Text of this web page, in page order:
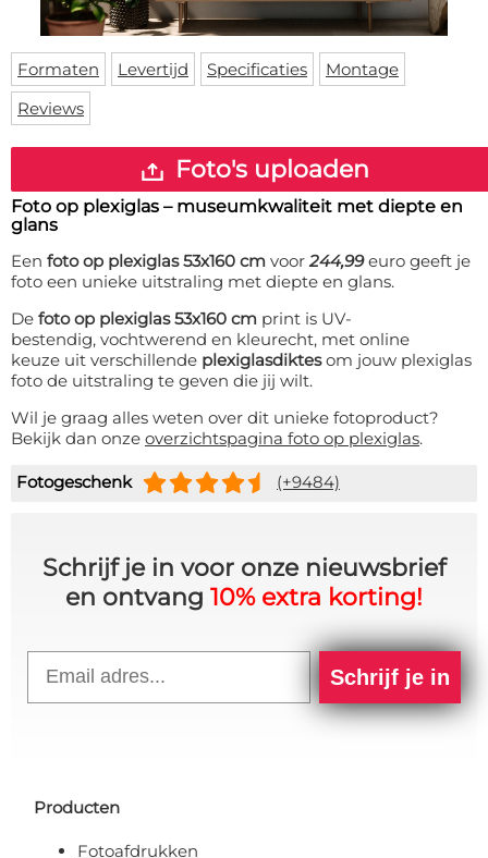
Deurmat
Vloermat
Skateboard deck
Over ons
Levertijden
Inloggen
WhatsApp
Formaten Levertijd Specificaties
Montage
Reviews
Foto's uploaden
Foto op plexiglas – museumkwaliteit met diepte en
glans
Een foto op plexiglas 53x160 cm voor244,99euro geeft je
foto een unieke uitstraling met diepte en glans.
De foto op plexiglas 53x160 cm print is UV-
bestendig, vochtwerend en kleurecht, met online
keuze uit verschillende plexiglasdiktesom jouw plexiglas
foto de uitstraling te geven die jij wilt.
Wil je graag alles weten over dit unieke fotoproduct?
Bekijk dan onze overzichtspagina foto op plexiglas.
Fotogeschenk (+9484)
Schrijf je in voor onze nieuwsbrief
en ontvang 10% extra korting!
Schrijf je in
Producten
Fotoafdrukken